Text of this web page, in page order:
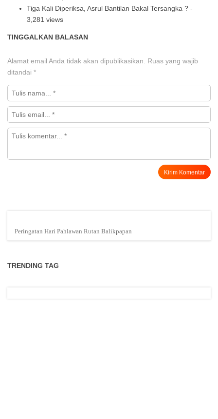
Tiga Kali Diperiksa, Asrul Bantilan Bakal Tersangka ? -
3,281 views
TINGGALKAN BALASAN
Alamat email Anda tidak akan dipublikasikan.
Ruas yang wajib
ditandai *
Peringatan Hari Pahlawan Rutan Balikpapan
TRENDING TAG